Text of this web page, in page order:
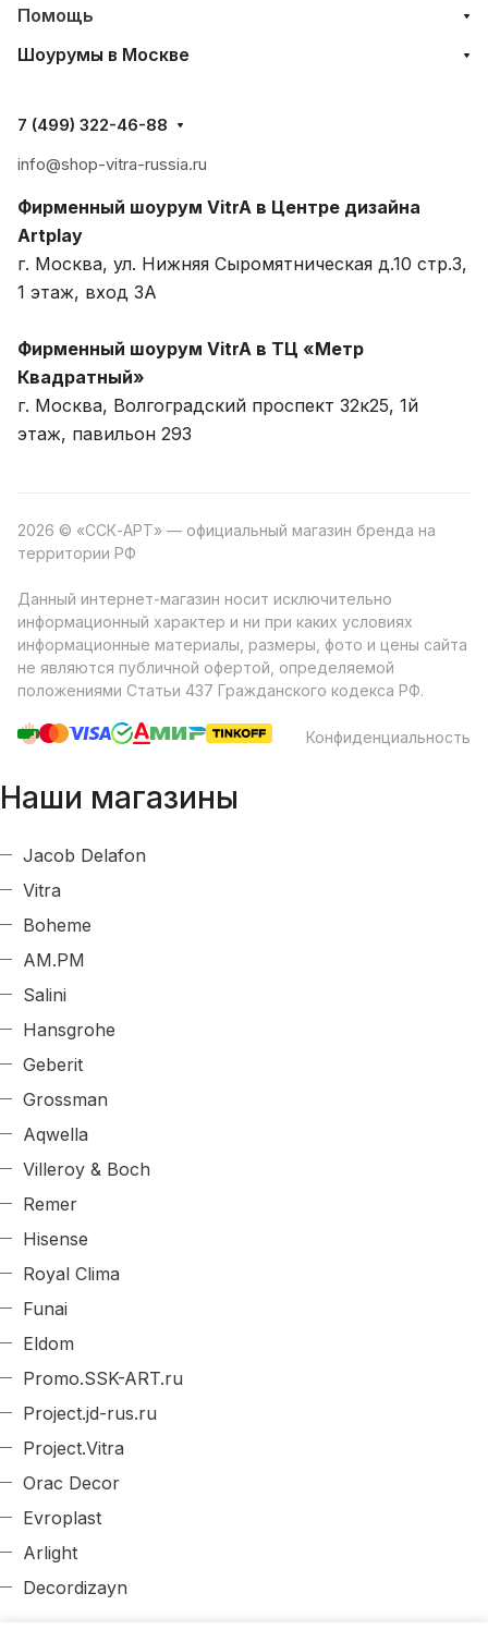
Помощь
Шоурумы в Москве
7 (499) 322-46-88
info@shop-vitra-russia.ru
Фирменный шоурум VitrA в Центре дизайна
Artplay
г. Москва, ул. Нижняя Сыромятническая д.10 стр.3,
1 этаж, вход 3A
Фирменный шоурум VitrA в ТЦ «Метр
Квадратный»
г. Москва, Волгоградский проспект 32к25, 1й
этаж, павильон 293
2026 © «ССК-АРТ» — официальный магазин бренда на
территории РФ
Данный интернет-магазин носит исключительно
информационный характер и ни при каких условиях
информационные материалы, размеры, фото и цены сайта
не являются публичной офертой, определяемой
положениями Статьи 437 Гражданского кодекса РФ.
Конфиденциальность
Наши магазины
Jacob Delafon
Vitra
Boheme
AM.PM
Salini
Hansgrohe
Geberit
Grossman
Aqwella
Villeroy & Boch
Remer
Hisense
Royal Clima
Funai
Eldom
Promo.SSK-ART.ru
Project.jd-rus.ru
Project.Vitra
Orac Decor
Evroplast
Arlight
Decordizayn